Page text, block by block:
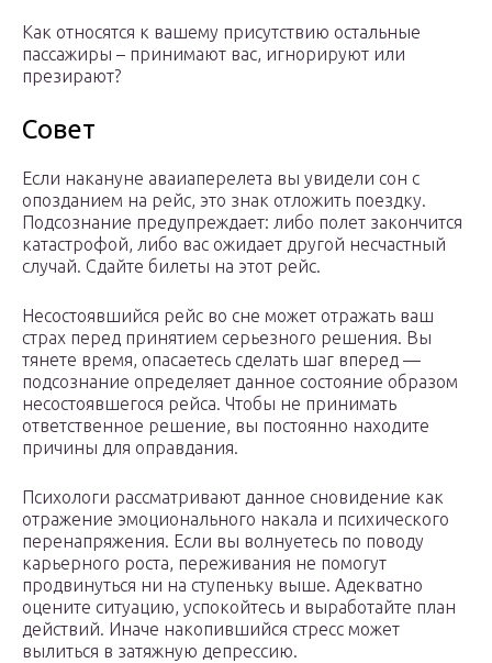
Как относятся к вашему присутствию остальные
пассажиры – принимают вас, игнорируют или
презирают?
Совет
Если накануне аваиаперелета вы увидели сон с
опозданием на рейс, это знак отложить поездку.
Подсознание предупреждает: либо полет закончится
катастрофой, либо вас ожидает другой несчастный
случай. Сдайте билеты на этот рейс.
Несостоявшийся рейс во сне может отражать ваш
страх перед принятием серьезного решения. Вы
тянете время, опасаетесь сделать шаг вперед —
подсознание определяет данное состояние образом
несостоявшегося рейса. Чтобы не принимать
ответственное решение, вы постоянно находите
причины для оправдания.
Психологи рассматривают данное сновидение как
отражение эмоционального накала и психического
перенапряжения. Если вы волнуетесь по поводу
карьерного роста, переживания не помогут
продвинуться ни на ступеньку выше. Адекватно
оцените ситуацию, успокойтесь и выработайте план
действий. Иначе накопившийся стресс может
вылиться в затяжную депрессию.